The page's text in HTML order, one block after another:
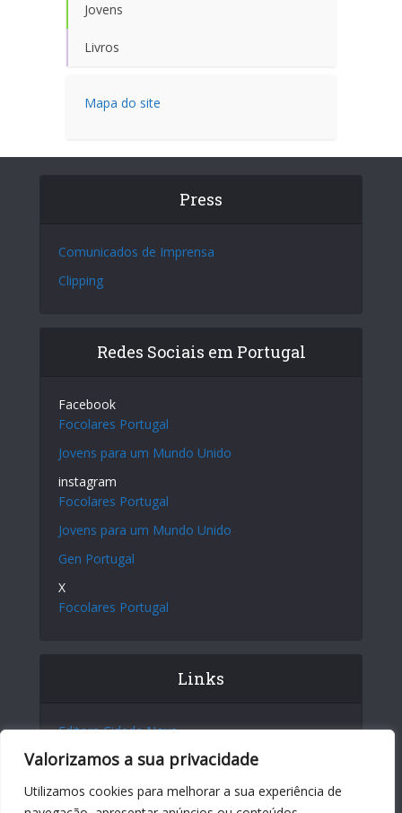
Valorizamos a sua privacidade
Utilizamos cookies para melhorar a sua experiência de
Jovens
Livros
Mapa do site
Press
Comunicados de Imprensa
Clipping
Redes Sociais em Portugal
Facebook
Focolares Portugal
Jovens para um Mundo Unido
instagram
Focolares Portugal
Jovens para um Mundo Unido
Gen Portugal
X
Focolares Portugal
Links
Editora Cidade Nova
Site Internacional
Centro Chiara Lubich